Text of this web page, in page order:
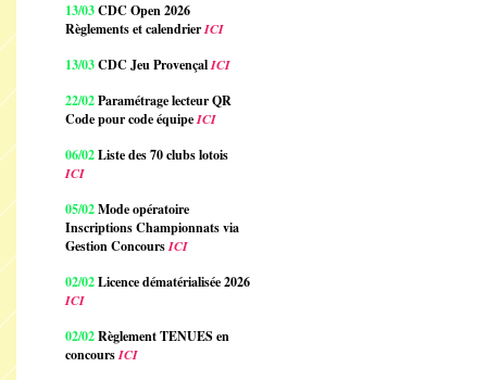
13/03CDC Open 2026
Règlements et calendrierICI
13/03CDC Jeu ProvençalICI
22/02Paramétrage lecteur QR
Code pour code équipeICI
06/02Liste des 70 clubs lotois
ICI
05/02Mode opératoire
Inscriptions Championnats via
Gestion ConcoursICI
02/02Licence dématérialisée 2026
ICI
02/02Règlement TENUES en
concoursICI